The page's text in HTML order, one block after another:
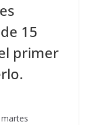
15
primer